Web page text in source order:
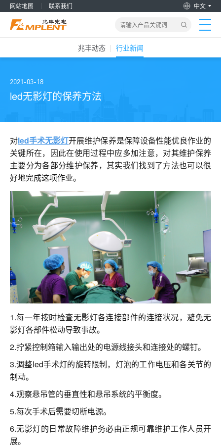
网站地图 联系我们 中文
产品&解决方案
关于我们
加入兆丰
服务支持
联系我们
兆丰动态 行业新闻
2021-03-18
led无影灯的保养方法
对led手术无影灯开展维护保养是保障设备性能优良作业的
关键所在，因此在使用过程中应多加注意，对其维护保养
主要分为各部分维护保养，其实我们找到了方法也可以很
好地完成这项作业。
1.每一年按时检查无影灯各连接部件的连接状况，避免无
影灯各部件松动导致事故。
2.拧紧控制箱输入输出处的电源线接头和连接处的螺钉。
3.调整led手术灯的旋转限制，灯泡的工作电压和各关节的
制动。
4.观察悬吊管的垂直性和悬吊系统的平衡度。
5.每次手术后需要切断电源。
6.无影灯的日常故障维护务必由正规可靠维护工作人员开
展。